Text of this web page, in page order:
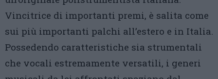
Vincitrice di importanti premi, è salita come
sui più importanti palchi all’estero e in Italia.
Possedendo caratteristiche sia strumentali
che vocali estremamente versatili, i generi